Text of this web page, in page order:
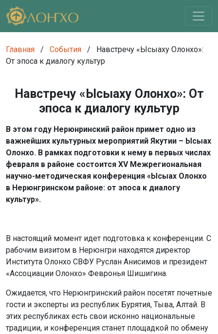
Главная / События /
Навстречу «Ысыаху Олонхо»:
От эпоса к диалогу культур
Навстречу «Ысыаху Олонхо»: От
эпоса к диалогу культур
В этом году Нерюнринский район примет одно из
важнейших культурных мероприятий Якутии – Ысыах
Олонхо. В рамках подготовки к нему в первых числах
февраля в районе состоится XV Межрегиональная
научно-методическая конференция «Ысыах Олонхо
в Нерюнгринском районе: от эпоса к диалогу
культур».
В настоящий момент идет подготовка к конференции. С
рабочим визитом в Нерюнгри находятся директор
Института Олонхо СВФУ Руслан Анисимов и президент
«Ассоциации Олонхо» Февронья Шишигина.
Ожидается, что Нерюнгринский район посетят почетные
гости и эксперты из республик Бурятия, Тыва, Алтай. В
этих республиках есть свои исконно национальные
традиции, и конференция станет площадкой по обмену